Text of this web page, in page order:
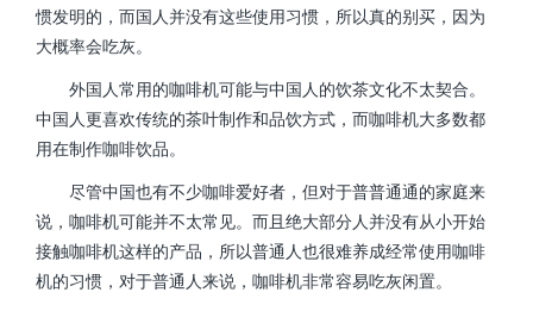
惯发明的，而国人并没有这些使用习惯，所以真的别买，因为
大概率会吃灰。
外国人常用的咖啡机可能与中国人的饮茶文化不太契合。
中国人更喜欢传统的茶叶制作和品饮方式，而咖啡机大多数都
用在制作咖啡饮品。
尽管中国也有不少咖啡爱好者，但对于普普通通的家庭来
说，咖啡机可能并不太常见。而且绝大部分人并没有从小开始
接触咖啡机这样的产品，所以普通人也很难养成经常使用咖啡
机的习惯，对于普通人来说，咖啡机非常容易吃灰闲置。